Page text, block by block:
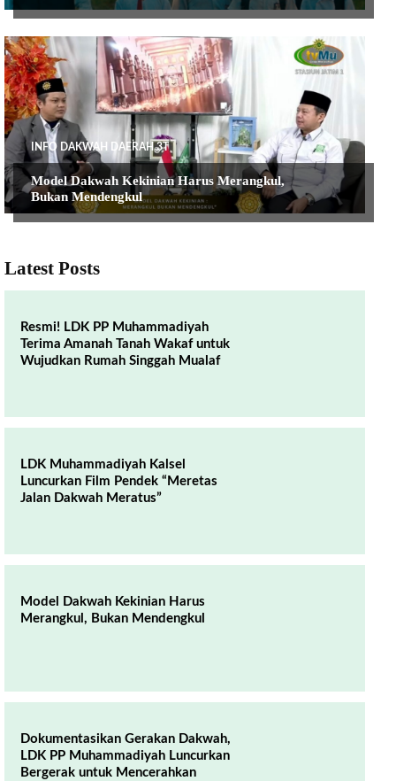
INFO DAKWAH DAERAH 3T
Model Dakwah Kekinian Harus Merangkul,
Bukan Mendengkul
Latest Posts
Resmi! LDK PP Muhammadiyah
Terima Amanah Tanah Wakaf untuk
Wujudkan Rumah Singgah Mualaf
LDK Muhammadiyah Kalsel
Luncurkan Film Pendek “Meretas
Jalan Dakwah Meratus”
Model Dakwah Kekinian Harus
Merangkul, Bukan Mendengkul
Dokumentasikan Gerakan Dakwah,
LDK PP Muhammadiyah Luncurkan
Bergerak untuk Mencerahkan